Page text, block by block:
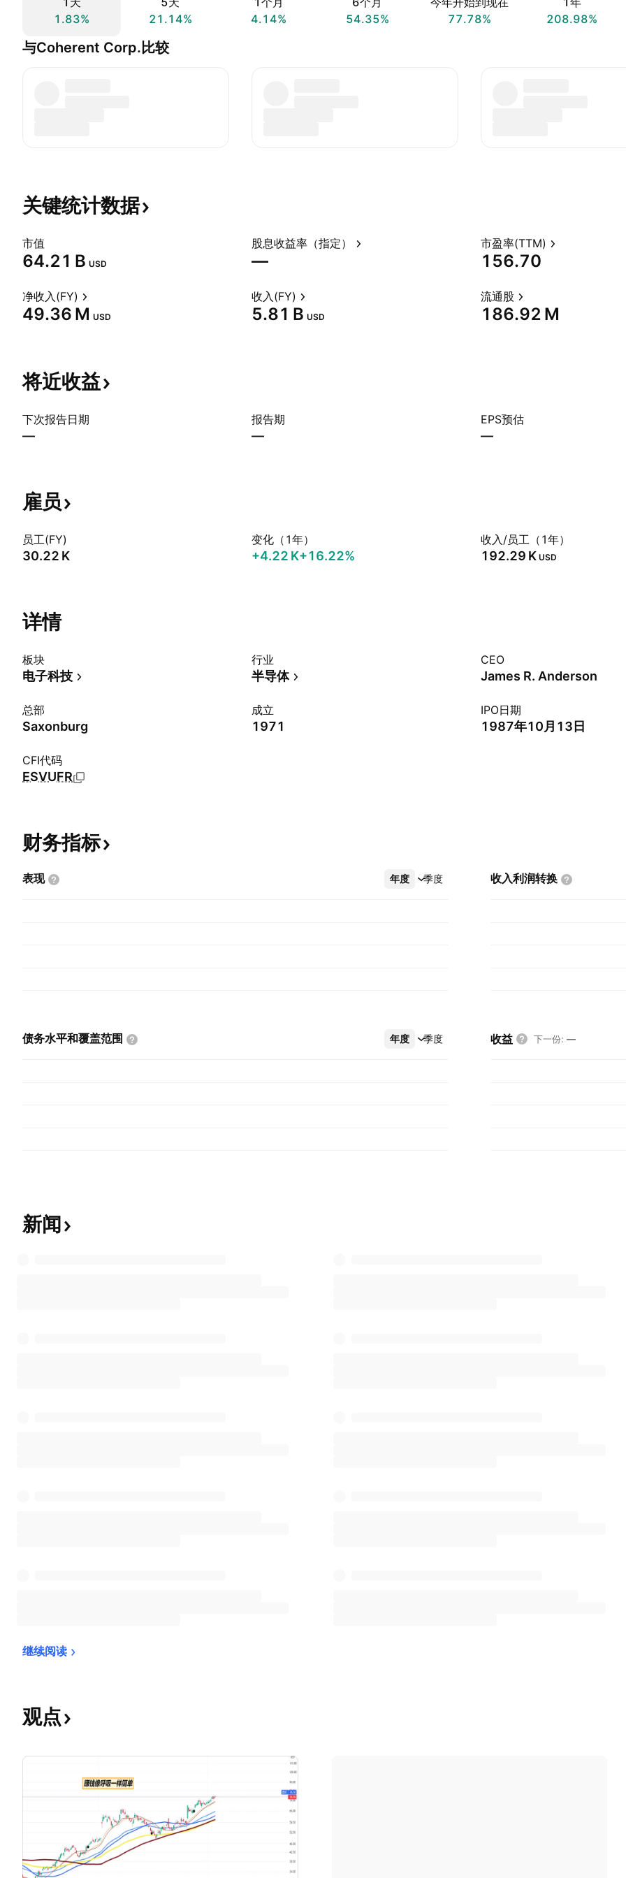
1.83%
21.14%
4.14%
54.35%
77.78%
208.98%
与Coherent Corp.比较
关键统计数据
市值
‪64.21 B‬ USD
股息收益率（指定）
—
市盈率(TTM)
156.70
净收入(FY)
‪49.36 M‬ USD
收入(FY)
‪5.81 B‬ USD
流通股
‪186.92 M‬
将近收益
下次报告日期
—
报告期
—
EPS预估
—
雇员
员工(FY)
‪30.22 K‬
变化（1年）
‪+4.22 K‬+16.22%
收入/员工（1年）
‪192.29 K‬ USD
详情
板块
电子科技
行业
半导体
CEO
James R. Anderson
总部
Saxonburg
成立
1971
IPO日期
1987年10月13日
CFI代码
ESVUFR
财务指标
表现 年度 季度
更多 收入利润转换
债务水平和覆盖范围 年度 季度
更多 收益 下一份: —
新闻
继续阅读
观点